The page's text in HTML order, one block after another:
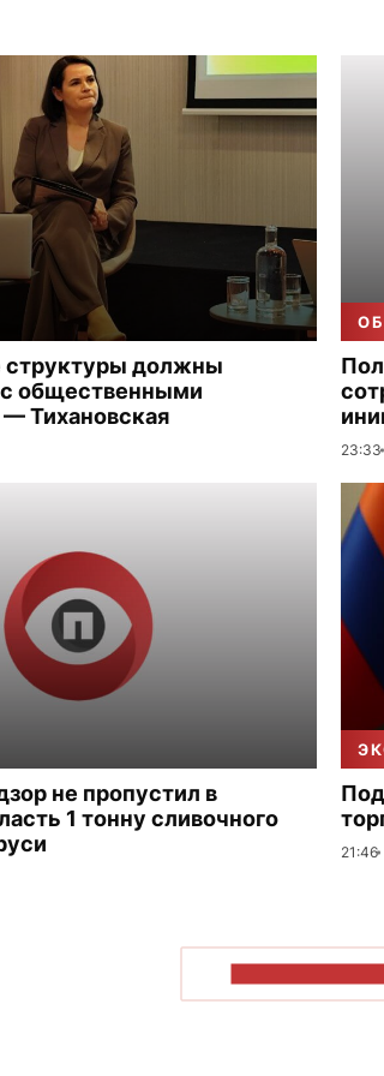
структуры должны
общественными
Тихановская
23:33
не пропустил в
1 тонну сливочного
21:46